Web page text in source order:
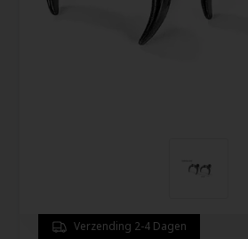
Verzending 2-4 Dagen